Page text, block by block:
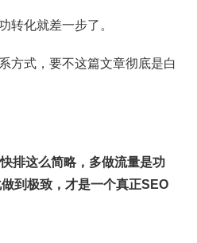
转化就差一步了。
方式，要不这篇文章彻底是白
排这么简略，多做流量是功
到极致，才是一个真正SEO